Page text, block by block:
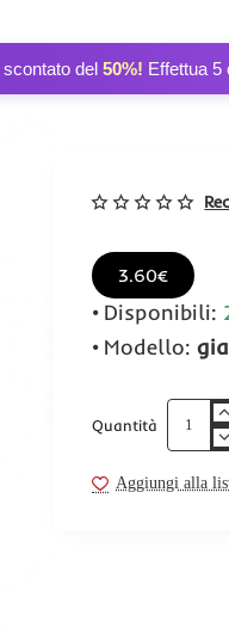
del 50%! Effettua 5
3.60€
Disponibili:
Modello:
Quantità
Aggiungi alla